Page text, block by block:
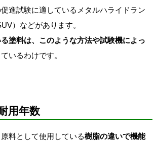
進試験に適しているメタルハライドラン
）などがあります。
塗料は、このような方法や試験機によっ
ているわけです。
用年数
料として使用している樹脂の違いで機能